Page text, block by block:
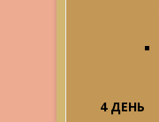
4 ДЕНЬ